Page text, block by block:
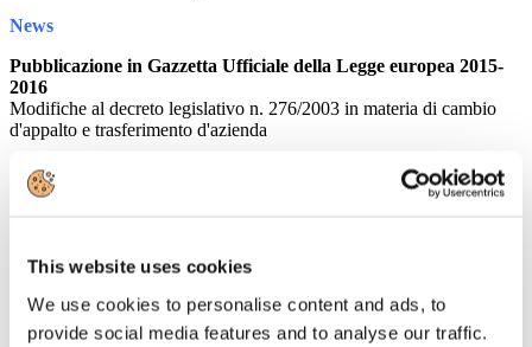
This website uses cookies
We use cookies to personalise content and ads, to
provide social media features and to analyse our traffic.
News
Pubblicazione in Gazzetta Ufficiale della Legge europea 2015-
2016
Modifiche al decreto legislativo n. 276/2003 in materia di cambio
d'appalto e trasferimento d'azienda
Inail: nuove misure per la conservazione del posto di lavoro per
infortunati e tecnopatici
Rassegna Stampa
PALMUCCI - Hotel: la sfida sui canali distributivi
Guida Viaggi